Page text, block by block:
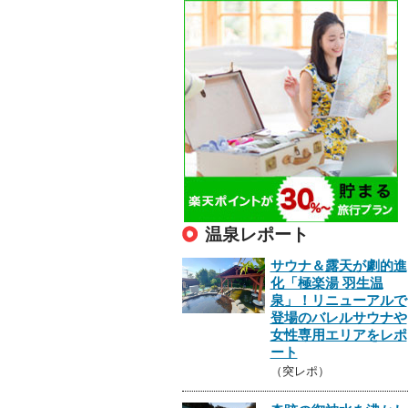
温泉レポート
サウナ＆露天が劇的進
化「極楽湯 羽生温
泉」！リニューアルで
登場のバレルサウナや
女性専用エリアをレポ
ート
（突レポ）